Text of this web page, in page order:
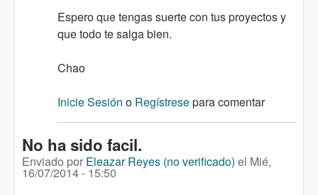
Espero que tengas suerte con tus proyectos y
que todo te salga bien.
Chao
Inicie Sesión o Regístresepara comentar
No ha sido facil.
Enviado por Eleazar Reyes (no verificado) el Mié,
16/07/2014 - 15:50